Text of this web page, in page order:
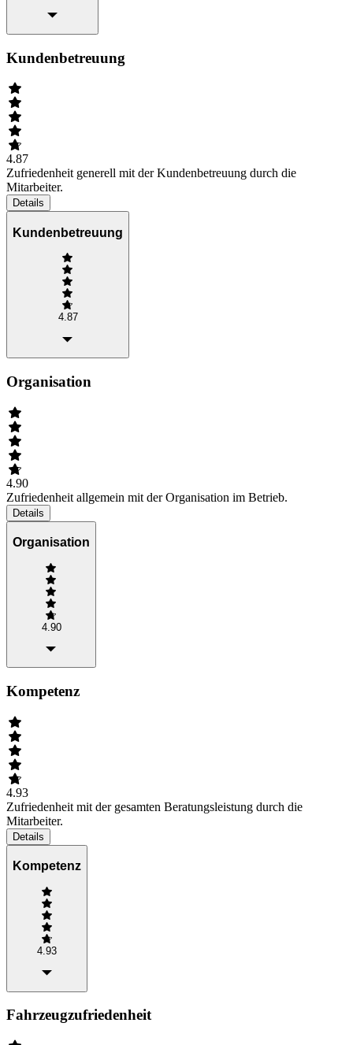
Kundenbetreuung
4.87
Zufriedenheit generell mit der Kundenbetreuung durch die
Mitarbeiter.
Details
Kundenbetreuung
4.87
Organisation
4.90
Zufriedenheit allgemein mit der Organisation im Betrieb.
Details
Organisation
4.90
Kompetenz
4.93
Zufriedenheit mit der gesamten Beratungsleistung durch die
Mitarbeiter.
Details
Kompetenz
4.93
Fahrzeugzufriedenheit